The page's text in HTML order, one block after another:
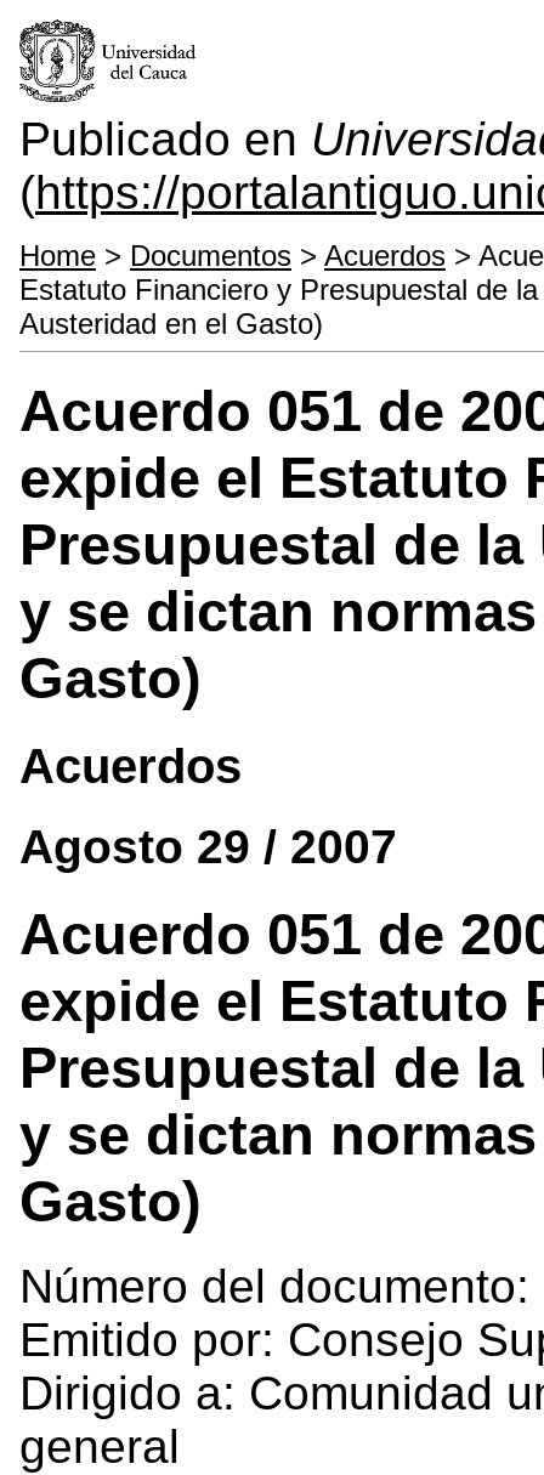
Publicado en
(https://
Home > Documentos > Acuerdos >
Estatuto Financiero y Presupuestal de
Austeridad en el Gasto)
Acuerdo 051 de
expide el Estatuto
Presupuestal de
y se dictan
Gasto)
Acuerdos
Agosto 29 / 2007
Acuerdo 051 de
expide el Estatuto
Presupuestal de
y se dictan
Gasto)
Número del documento:
Emitido por: Consejo
Dirigido a: Comunidad
general